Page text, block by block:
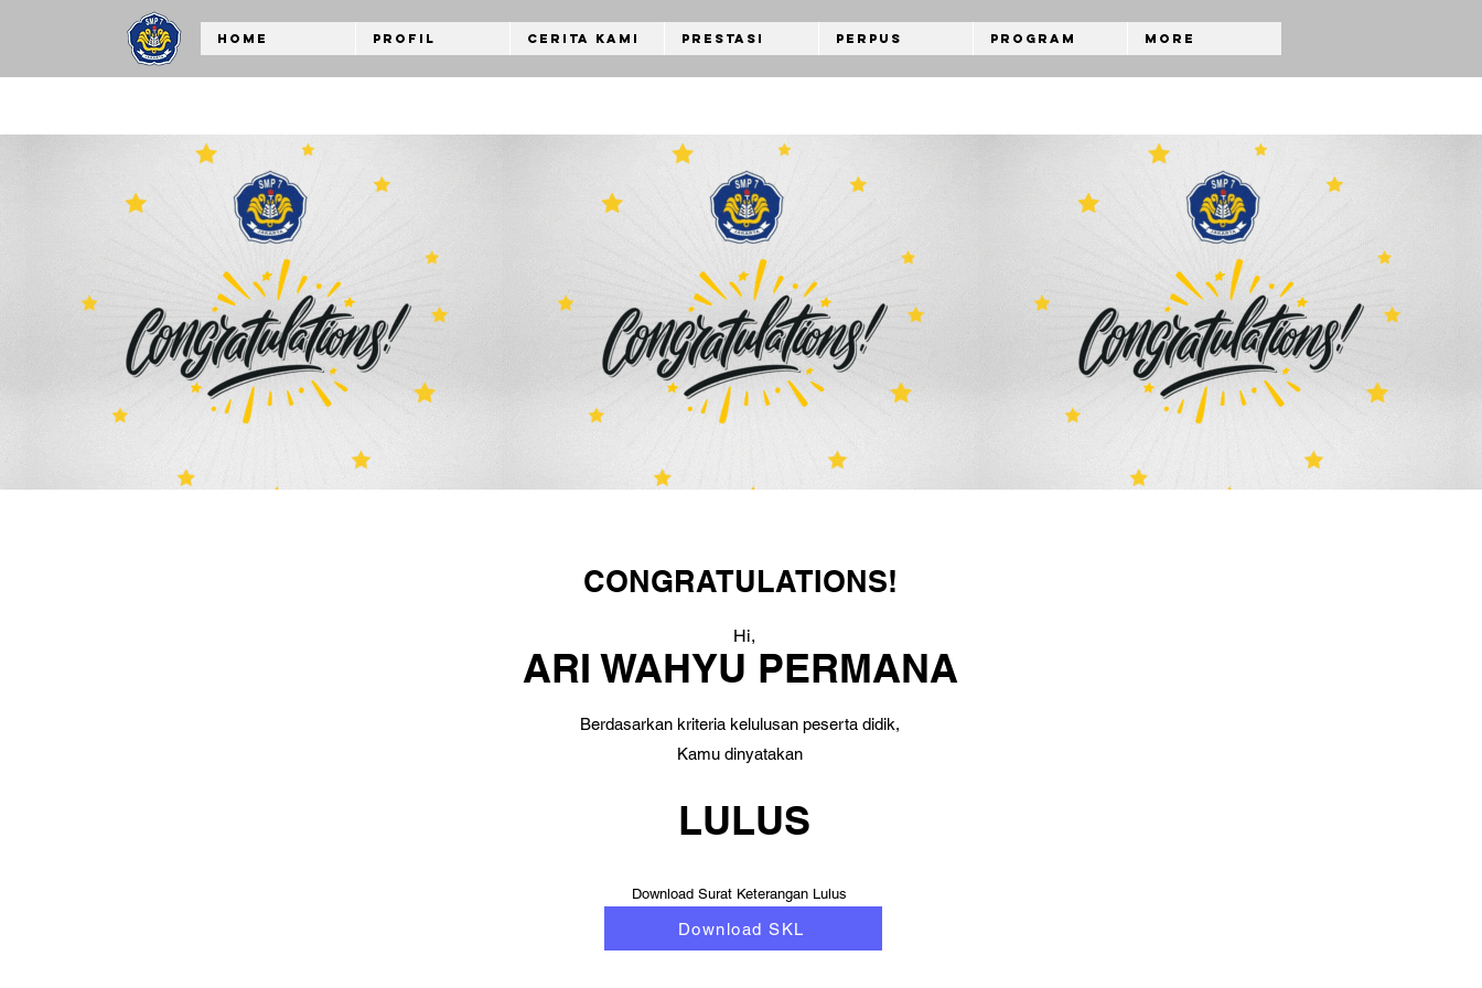
Home Profil Cerita Kami Prestasi Perpus Program More
CONGRATULATIONS!
Hi,
ARI WAHYU PERMANA
Berdasarkan kriteria kelulusan peserta didik,
Kamu dinyatakan
LULUS
Download Surat Keterangan Lulus
Download SKL